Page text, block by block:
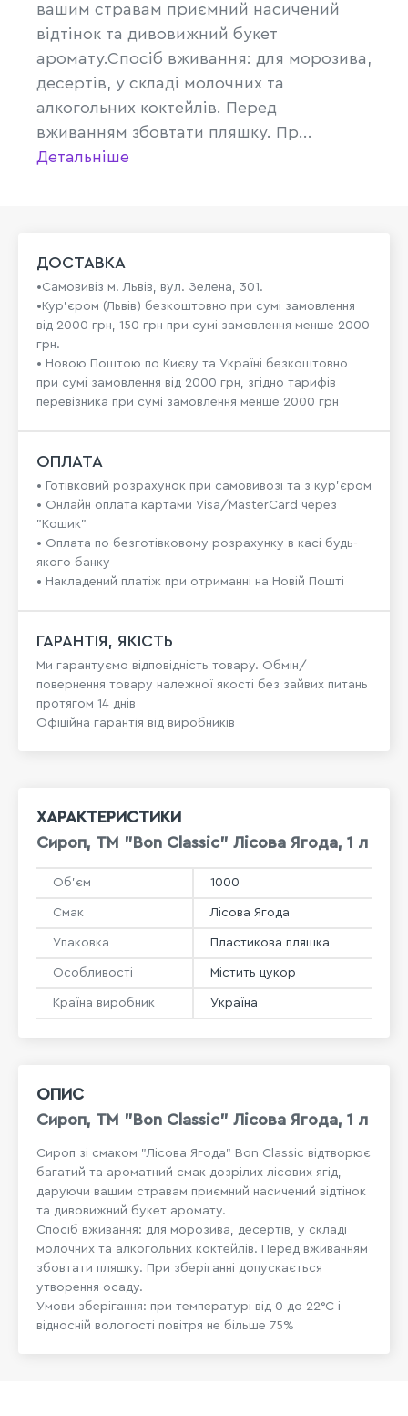
вашим стравам приємний насичений
відтінок та дивовижний букет
аромату.Спосіб вживання: для морозива,
десертів, у складі молочних та
алкогольних коктейлів. Перед
вживанням збовтати пляшку. Пр...
Детальніше
ДОСТАВКА
•Самовивіз м. Львів, вул. Зелена, 301.
•Кур'єром (Львів) безкоштовно при сумі замовлення
від 2000 грн, 150 грн при сумі замовлення менше 2000
грн.
• Новою Поштою по Києву та Україні безкоштовно
при сумі замовлення від 2000 грн, згідно тарифів
перевізника при сумі замовлення менше 2000 грн
ОПЛАТА
• Готівковий розрахунок при самовивозі та з кур’єром
• Онлайн оплата картами Visa/MasterCard через
"Кошик"
• Оплата по безготівковому розрахунку в касі будь-
якого банку
• Накладений платіж при отриманні на Новій Пошті
ГАРАНТІЯ, ЯКІСТЬ
Ми гарантуємо відповідність товару. Обмін/
повернення товару належної якості без зайвих питань
протягом 14 днів
Офіційна гарантія від виробників
ОПИС
Сироп, TM "Bon Classic" Лісова Ягода, 1 л
Сироп зі смаком "Лісова Ягода" Bon Classic відтворює
багатий та ароматний смак дозрілих лісових ягід,
даруючи вашим стравам приємний насичений відтінок
та дивовижний букет аромату.
Спосіб вживання: для морозива, десертів, у складі
молочних та алкогольних коктейлів. Перед вживанням
збовтати пляшку. При зберіганні допускається
утворення осаду.
Умови зберігання: при температурі від 0 до 22°С і
відносній вологості повітря не більше 75%
ХАРАКТЕРИСТИКИ
Сироп, TM "Bon Classic" Лісова Ягода, 1 л
Об'єм 1000
Смак Лісова Ягода
Упаковка Пластикова пляшка
Особливості Містить цукор
Країна виробник Україна